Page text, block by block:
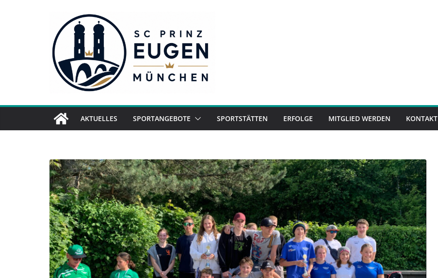
AKTUELLES SPORTANGEBOTE SPORTSTÄTTEN ERFOLGE MITGLIED WERDEN KONTAKT